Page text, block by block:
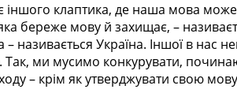
іншого клаптика, де наша мова
береже мову й захищає, –
– називається Україна. Іншої в нас
ми мусимо конкурувати,
– крім як утверджувати свою